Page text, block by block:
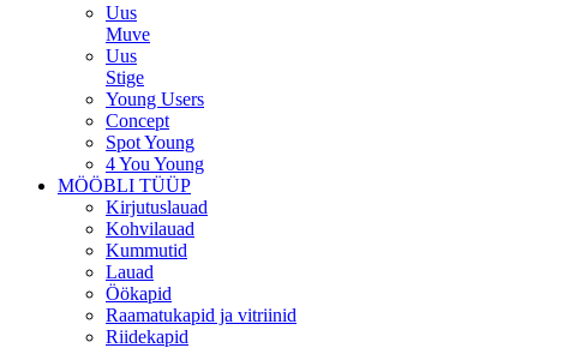
Uus
Muve
Uus
Stige
Young Users
Concept
Spot Young
4 You Young
MÖÖBLI TÜÜP
Kirjutuslauad
Kohvilauad
Kummutid
Lauad
Öökapid
Raamatukapid ja vitriinid
Riidekapid